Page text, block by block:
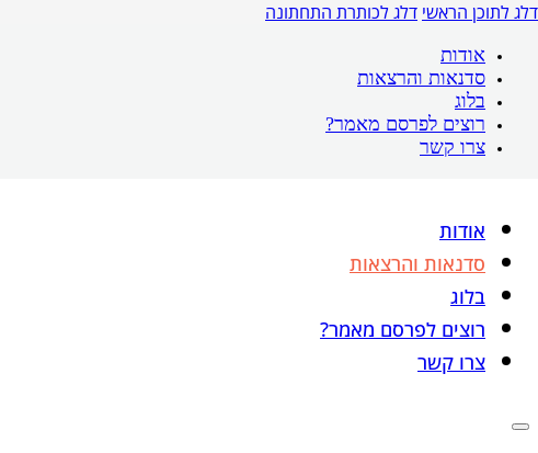
דלג לתוכן הראשי דלג לכותרת התחתונה
אודות
סדנאות והרצאות
בלוג
רוצים לפרסם מאמר?
צרו קשר
אודות
סדנאות והרצאות
בלוג
רוצים לפרסם מאמר?
צרו קשר